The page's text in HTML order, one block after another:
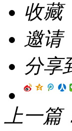
收藏
邀请
分享
上一篇